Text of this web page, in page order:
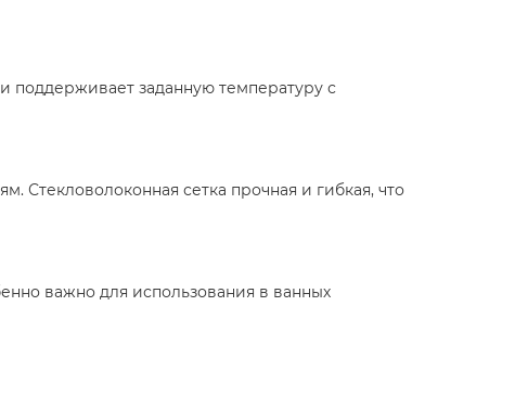
поддерживает заданную температуру с
Стекловолоконная сетка прочная и гибкая, что
важно для использования в ванных